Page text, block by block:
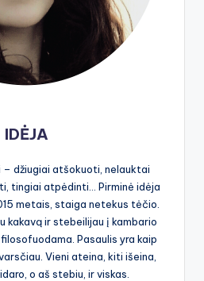
IDĖJA
džiugiai atšokuoti, nelauktai
tingiai atpėdinti… Pirminė idėja
metais, staiga netekus tėčio.
kakavą ir stebeilijau į kambario
Pasaulis yra kaip
Vieni ateina, kiti išeina,
o aš stebiu, ir viskas.